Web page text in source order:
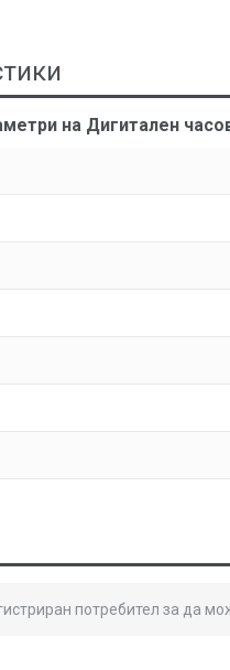
на Дигитален
потребител за да